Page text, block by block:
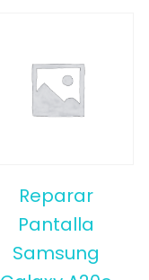
Reparar
Pantalla
Samsung